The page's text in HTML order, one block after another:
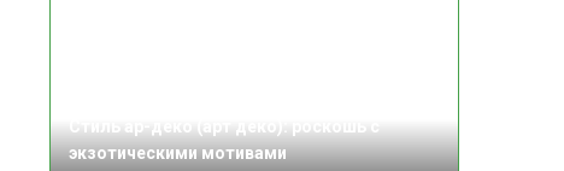
экзотическими мотивами